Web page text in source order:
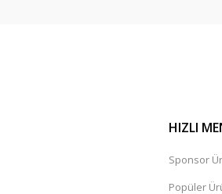
HIZLI
Sponsor
Popüler